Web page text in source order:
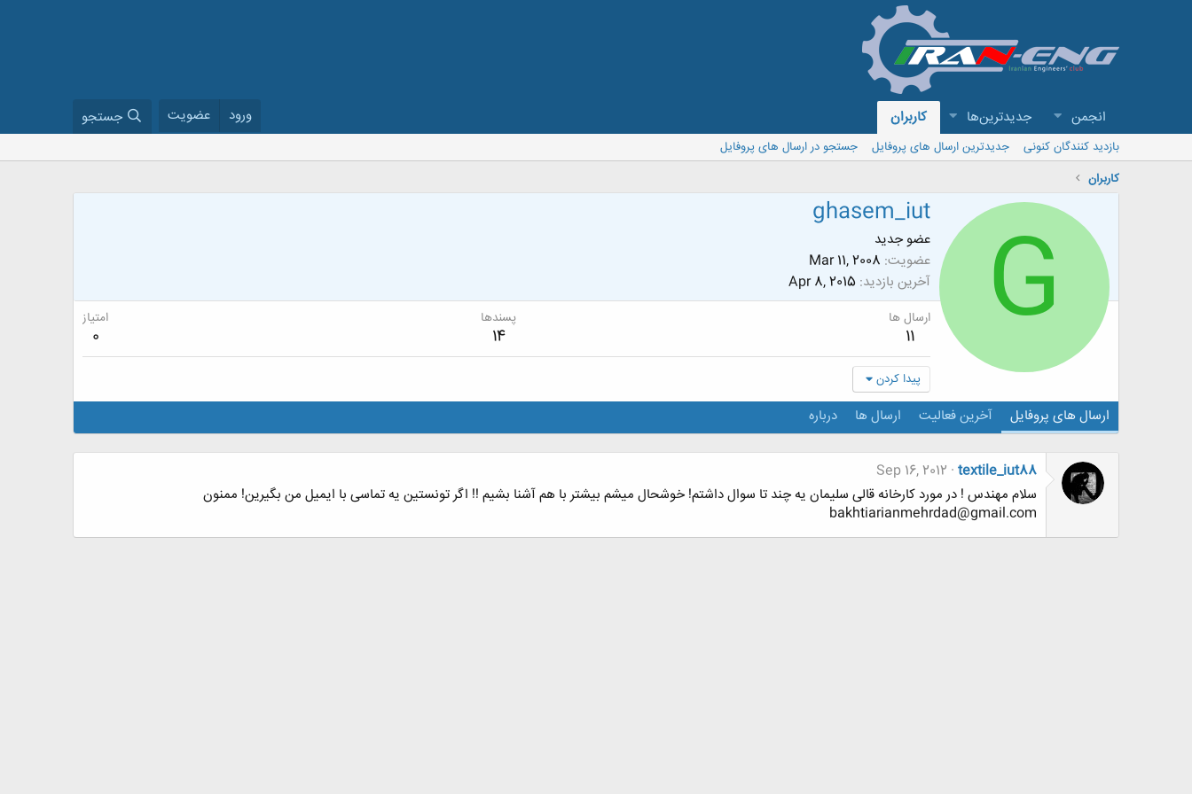
انجمن جدیدترین‌ها کاربران ورود عضویت جستجو
بازدید کنندگان کنونی جدیدترین ارسال های پروفایل
جستجو در ارسال های پروفایل
کاربران
G
ghasem_iut
عضو جدید
عضویت Mar 11, 2008
آخرین بازدید Apr 8, 2015
ارسال ها
11
پسندها
14
امتیاز
0
پیدا کردن
ارسال های پروفایل آخرین فعالیت ارسال ها درباره
textile_iut88
Sep 16, 2012
سلام مهندس ! در مورد کارخانه قالی سلیمان یه چند تا سوال داشتم! خوشحال میشم بیشتر با هم آشنا بشیم !! اگر تونستین یه تماسی با ایمیل من بگیرین! ممنون
bakhtiarianmehrdad@gmail.com